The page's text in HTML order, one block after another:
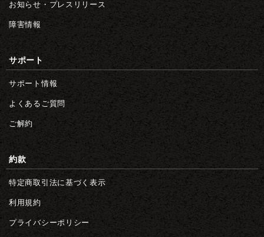
お知らせ・プレスリリース
障害情報
サポート
サポート情報
よくあるご質問
ご解約
約款
特定商取引法に基づく表示
利用規約
プライバシーポリシー